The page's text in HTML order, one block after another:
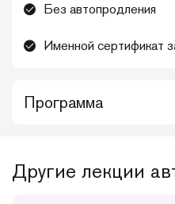
Без автопродления
Именной сертификат
Программа
самые современные
Другие лекции